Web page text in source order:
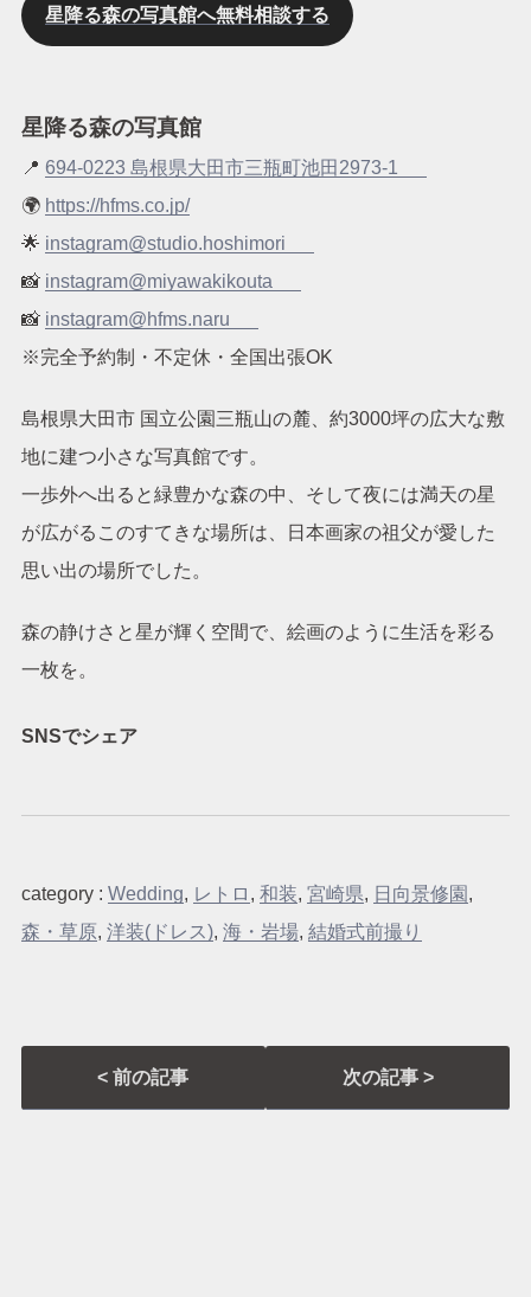
星降る森の写真館へ無料相談する
星降る森の写真館
📍 694-0223 島根県大田市三瓶町池田2973-1
🌍️ https://hfms.co.jp/
🌟 instagram@studio.hoshimori
📸 instagram@miyawakikouta
📸 instagram@hfms.naru
※完全予約制・不定休・全国出張OK
島根県大田市 国立公園三瓶山の麓、約3000坪の広大な敷
地に建つ小さな写真館です。
一歩外へ出ると緑豊かな森の中、そして夜には満天の星
が広がるこのすてきな場所は、日本画家の祖父が愛した
思い出の場所でした。
森の静けさと星が輝く空間で、絵画のように生活を彩る
一枚を。
SNSでシェア
category : Wedding, レトロ , 和装, 宮崎県, 日向景修園 ,
森・草原, 洋装(ドレス), 海・岩場, 結婚式前撮り
< 前の記事 次の記事 >